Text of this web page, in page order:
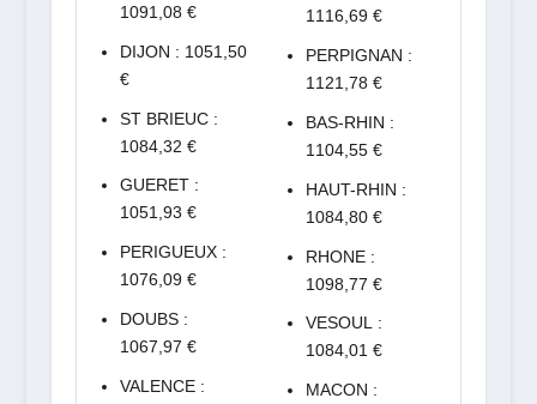
1091,08 €
DIJON : 1051,50
€
ST BRIEUC :
1084,32 €
GUERET :
1051,93 €
PERIGUEUX :
1076,09 €
DOUBS :
1067,97 €
VALENCE :
1116,69 €
PERPIGNAN :
1121,78 €
BAS-RHIN :
1104,55 €
HAUT-RHIN :
1084,80 €
RHONE :
1098,77 €
VESOUL :
1084,01 €
MACON :